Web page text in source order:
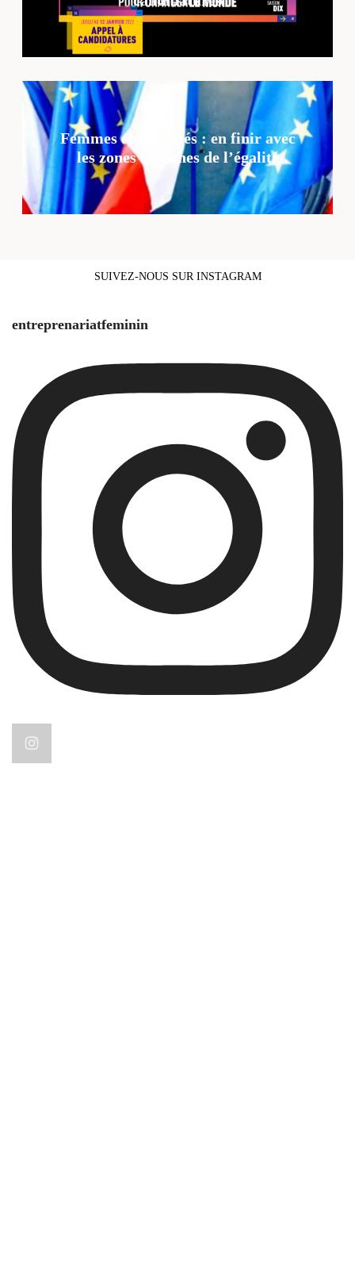
Femmes et ruralités : en finir avec
les zones blanches de l’égalité
SUIVEZ-NOUS SUR INSTAGRAM
entreprenariatfeminin